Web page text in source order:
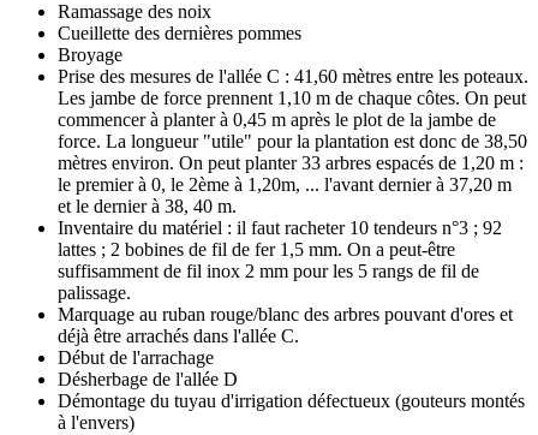
Ramassage des noix
Cueillette des dernières pommes
Broyage
Prise des mesures de l'allée C : 41,60 mètres entre les poteaux.
Les jambe de force prennent 1,10 m de chaque côtes. On peut
commencer à planter à 0,45 m après le plot de la jambe de
force. La longueur "utile" pour la plantation est donc de 38,50
mètres environ. On peut planter 33 arbres espacés de 1,20 m :
le premier à 0, le 2ème à 1,20m, ... l'avant dernier à 37,20 m
et le dernier à 38, 40 m.
Inventaire du matériel : il faut racheter 10 tendeurs n°3 ; 92
lattes ; 2 bobines de fil de fer 1,5 mm. On a peut-être
suffisamment de fil inox 2 mm pour les 5 rangs de fil de
palissage.
Marquage au ruban rouge/blanc des arbres pouvant d'ores et
déjà être arrachés dans l'allée C.
Début de l'arrachage
Désherbage de l'allée D
Démontage du tuyau d'irrigation défectueux (gouteurs montés
à l'envers)